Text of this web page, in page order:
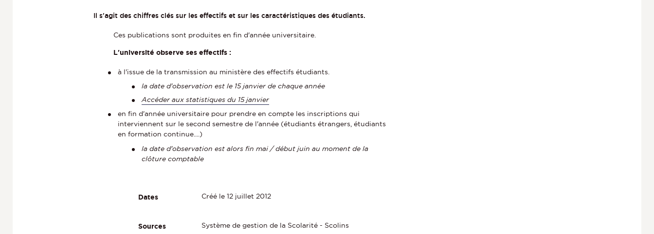
Il s'agit des chiffres clés sur les effectifs et sur les caractéristiques des étudiants.
Ces publications sont produites en fin d'année universitaire.
L'université observe ses effectifs :
à l'issue de la transmission au ministère des effectifs étudiants.
la date d'observation est le 15 janvier de chaque année
Accéder aux statistiques du 15 janvier
en fin d'année universitaire pour prendre en compte les inscriptions qui
interviennent sur le second semestre de l'année (étudiants étrangers, étudiants
en formation continue....)
la date d'observation est alors fin mai / début juin au moment de la
clôture comptable
Dates Créé le 12 juillet 2012
Sources Système de gestion de la Scolarité - Scolins